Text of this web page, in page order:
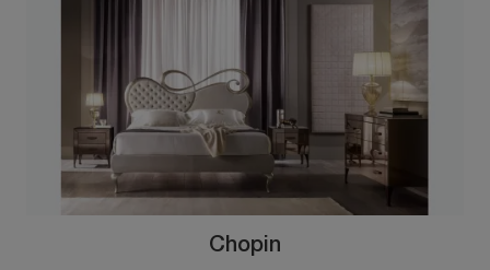
Chopin